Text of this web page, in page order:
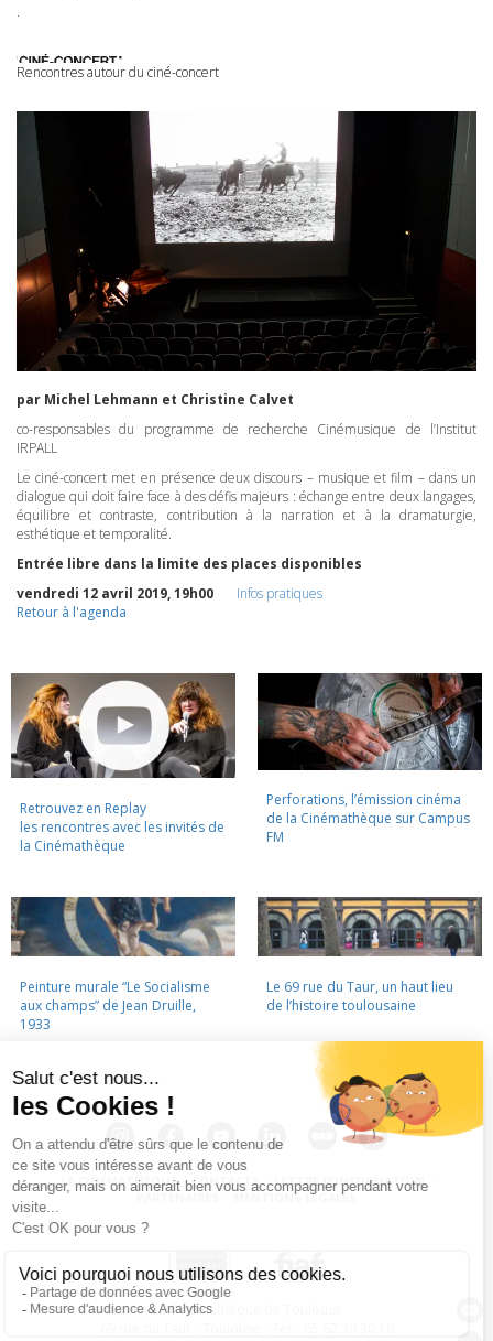
.
Rencontres autour du ciné-concert
par Michel Lehmann et Christine Calvet
co-responsables du programme de recherche Cinémusique de l’Institut
IRPALL
Le ciné-concert met en présence deux discours – musique et film – dans un
dialogue qui doit faire face à des défis majeurs : échange entre deux langages,
équilibre et contraste, contribution à la narration et à la dramaturgie,
esthétique et temporalité.
Entrée libre dans la limite des places disponibles
vendredi 12 avril 2019, 19h00
Infos pratiques
Retour à l'agenda
Retrouvez en Replay
les rencontres avec les invités de
la Cinémathèque
Perforations, l’émission cinéma
de la Cinémathèque sur Campus
FM
Peinture murale “Le Socialisme
aux champs” de Jean Druille,
1933
Le 69 rue du Taur, un haut lieu
de l’histoire toulousaine
LA CINÉMATHÈQUE CONTACTS · LETTRE D'INFORMATION
MENTIONS LÉGALES
La Cinémathèque de Toulouse